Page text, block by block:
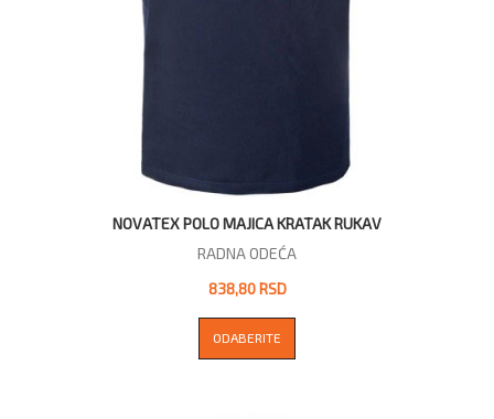
NOVATEX POLO MAJICA KRATAK RUKAV
RADNA ODEĆA
838,80 RSD
ODABERITE